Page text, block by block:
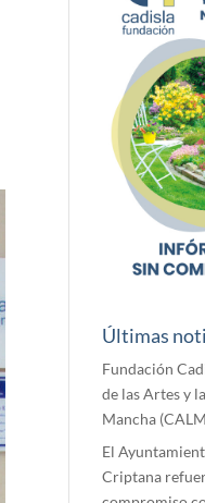
Últimas
Fundación
de las Artes y
Mancha
El
Criptana